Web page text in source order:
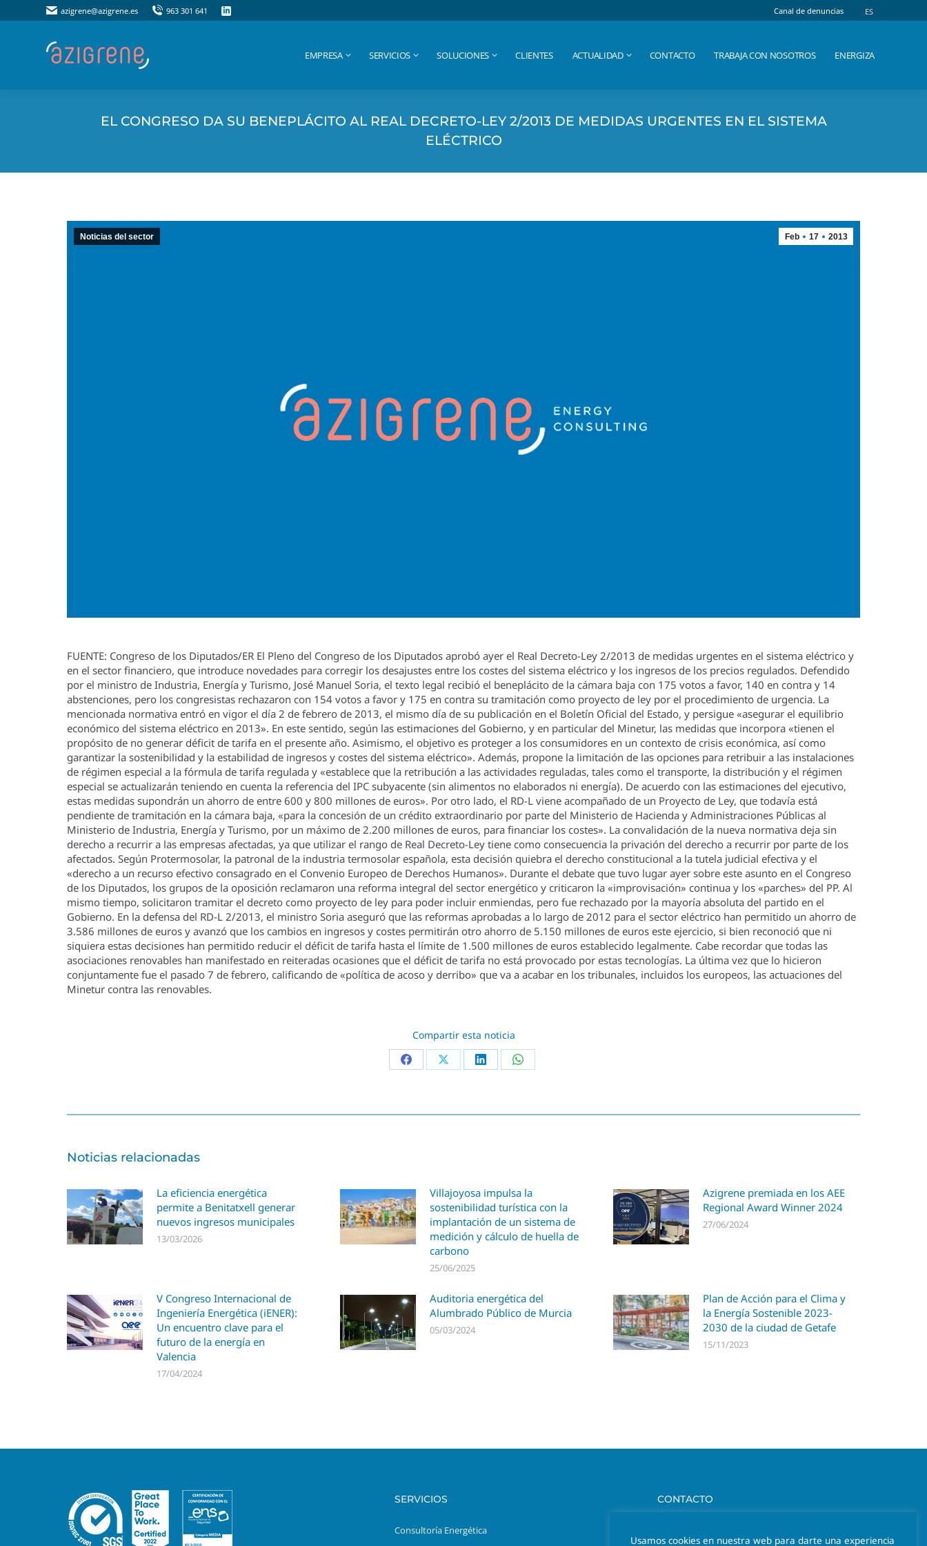
azigrene@azigrene.es 963 301 641 Canal de denuncias ES
EMPRESA SERVICIOS SOLUCIONES CLIENTES ACTUALIDAD CONTACTO TRABAJA CON NOSOTROS ENERGIZA
EL CONGRESO DA SU BENEPLÁCITO AL REAL DECRETO-LEY 2/2013 DE MEDIDAS URGENTES EN EL SISTEMA
ELÉCTRICO
Feb 17 2013
Noticias del sector
FUENTE: Congreso de los Diputados/ER El Pleno del Congreso de los Diputados aprobó ayer el Real Decreto-Ley 2/2013 de medidas urgentes en el sistema eléctrico y
en el sector financiero, que introduce novedades para corregir los desajustes entre los costes del sistema eléctrico y los ingresos de los precios regulados. Defendido
por el ministro de Industria, Energí­a y Turismo, José Manuel Soria, el texto legal recibió el beneplácito de la cámara baja con 175 votos a favor, 140 en contra y 14
abstenciones, pero los congresistas rechazaron con 154 votos a favor y 175 en contra su tramitación como proyecto de ley por el procedimiento de urgencia. La
mencionada normativa entró en vigor el dí­a 2 de febrero de 2013, el mismo dí­a de su publicación en el Boletí­n Oficial del Estado, y persigue «asegurar el equilibrio
económico del sistema eléctrico en 2013». En este sentido, según las estimaciones del Gobierno, y en particular del Minetur, las medidas que incorpora «tienen el
propósito de no generar déficit de tarifa en el presente año. Asimismo, el objetivo es proteger a los consumidores en un contexto de crisis económica, así­ como
garantizar la sostenibilidad y la estabilidad de ingresos y costes del sistema eléctrico». Además, propone la limitación de las opciones para retribuir a las instalaciones
de régimen especial a la fórmula de tarifa regulada y «establece que la retribución a las actividades reguladas, tales como el transporte, la distribución y el régimen
especial se actualizarán teniendo en cuenta la referencia del IPC subyacente (sin alimentos no elaborados ni energí­a). De acuerdo con las estimaciones del ejecutivo,
estas medidas supondrán un ahorro de entre 600 y 800 millones de euros». Por otro lado, el RD-L viene acompañado de un Proyecto de Ley, que todaví­a está
pendiente de tramitación en la cámara baja, «para la concesión de un crédito extraordinario por parte del Ministerio de Hacienda y Administraciones Públicas al
Ministerio de Industria, Energí­a y Turismo, por un máximo de 2.200 millones de euros, para financiar los costes». La convalidación de la nueva normativa deja sin
derecho a recurrir a las empresas afectadas, ya que utilizar el rango de Real Decreto-Ley tiene como consecuencia la privación del derecho a recurrir por parte de los
afectados. Según Protermosolar, la patronal de la industria termosolar española, esta decisión quiebra el derecho constitucional a la tutela judicial efectiva y el
«derecho a un recurso efectivo consagrado en el Convenio Europeo de Derechos Humanos». Durante el debate que tuvo lugar ayer sobre este asunto en el Congreso
de los Diputados, los grupos de la oposición reclamaron una reforma integral del sector energético y criticaron la «improvisación» continua y los «parches» del PP. Al
mismo tiempo, solicitaron tramitar el decreto como proyecto de ley para poder incluir enmiendas, pero fue rechazado por la mayorí­a absoluta del partido en el
Gobierno. En la defensa del RD-L 2/2013, el ministro Soria aseguró que las reformas aprobadas a lo largo de 2012 para el sector eléctrico han permitido un ahorro de
3.586 millones de euros y avanzó que los cambios en ingresos y costes permitirán otro ahorro de 5.150 millones de euros este ejercicio, si bien reconoció que ni
siquiera estas decisiones han permitido reducir el déficit de tarifa hasta el lí­mite de 1.500 millones de euros establecido legalmente. Cabe recordar que todas las
asociaciones renovables han manifestado en reiteradas ocasiones que el déficit de tarifa no está provocado por estas tecnologí­as. La última vez que lo hicieron
conjuntamente fue el pasado 7 de febrero, calificando de «polí­tica de acoso y derribo» que va a acabar en los tribunales, incluidos los europeos, las actuaciones del
Minetur contra las renovables.
Compartir esta noticia
Noticias relacionadas
La eficiencia energética
permite a Benitatxell generar
nuevos ingresos municipales
13/03/2026
Villajoyosa impulsa la
sostenibilidad turística con la
implantación de un sistema de
medición y cálculo de huella de
carbono
25/06/2025
Azigrene premiada en los AEE
Regional Award Winner 2024
27/06/2024
V Congreso Internacional de
Ingeniería Energética (iENER):
Un encuentro clave para el
futuro de la energía en
Valencia
17/04/2024
Auditoria energética del
Alumbrado Público de Murcia
05/03/2024
Plan de Acción para el Clima y
la Energía Sostenible 2023-
2030 de la ciudad de Getafe
15/11/2023
SERVICIOS
Consultoría Energética
CONTACTO
Usamos cookies en nuestra web para darte una experiencia
azigrene@azigrene.es 963 301 641 Canal de denuncias ES